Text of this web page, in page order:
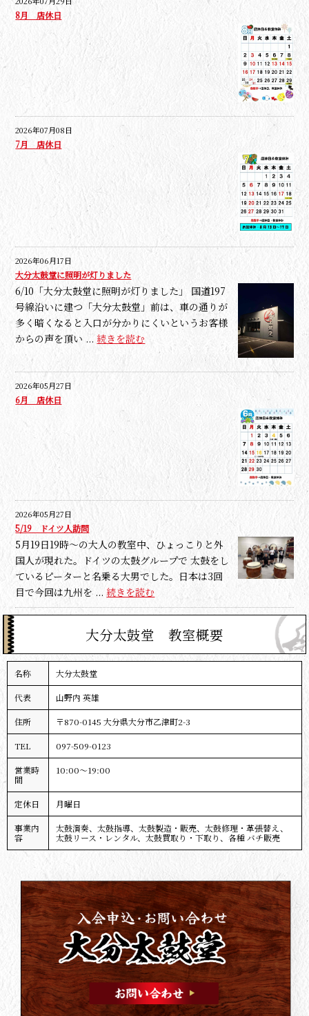
8月 店休日
2026年07月08日
7月 店休日
2026年06月17日
大分太鼓堂に照明が灯りました
6/10「大分太鼓堂に照明が灯りました」 国道197
号線沿いに建つ「大分太鼓堂」前は、車の通りが
多く暗くなると入口が分かりにくいというお客様
からの声を頂い ...続きを読む
2026年05月27日
6月 店休日
2026年05月27日
5/19 ドイツ人訪問
5月19日19時～の大人の教室中、ひょっこりと外
国人が現れた。ドイツの太鼓グループで 太鼓をし
ているピーターと名乗る大男でした。日本は3回
目で今回は九州を ...続きを読む
大分太鼓堂 教室概要
名称 大分太鼓堂
代表 山野内 英雄
住所 〒870-0145 大分県大分市乙津町2-3
TEL 097-509-0123
営業時
間
10:00～19:00
定休日 月曜日
事業内
容
太鼓演奏、太鼓指導、太鼓製造・販売、太鼓修理・革張替え、
太鼓リース・レンタル、太鼓買取り・下取り、各種 バチ販売